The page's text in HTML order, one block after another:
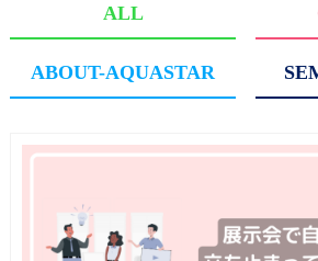
ALL
ABOUT-AQUASTAR